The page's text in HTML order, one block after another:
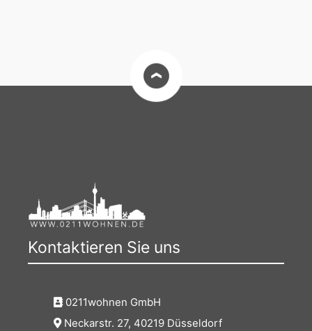
Kontaktieren Sie uns
0211wohnen GmbH
Neckarstr. 27, 40219 Düsseldorf